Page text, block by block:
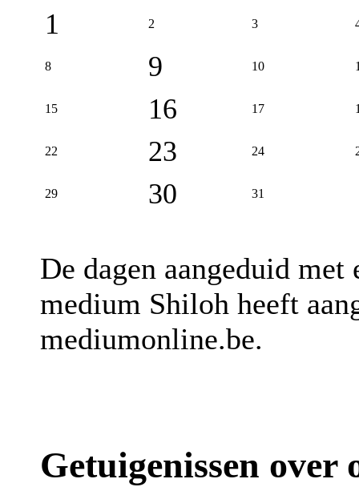
1 2 3
8 9 10
15 16 17
22 23 24
29 30 31
De dagen aangeduid met
medium Shiloh heeft
mediumonline.be.
Getuigenissen over